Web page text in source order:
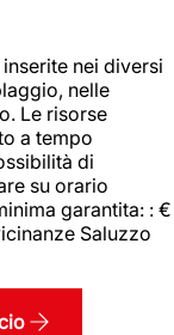
nei diversi
nelle
Le risorse
a tempo
di
su orario
garantita: : €
Saluzzo